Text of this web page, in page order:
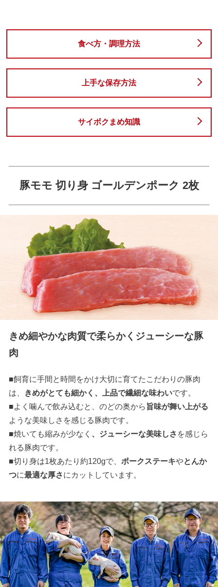
食べ方・調理方法
上手な保存方法
サイボクまめ知識
豚モモ 切り身 ゴールデンポーク 2枚
きめ細やかな肉質で柔らかくジューシーな豚
肉
■飼育に手間と時間をかけ大切に育てたこだわりの豚肉
は、
きめがとても細かく、上品で繊細な味わいです。
■よく噛んで飲み込むと、のどの奥から 旨味が舞い上がる
ような美味しさを感じる豚肉です。
■焼いても縮みが少なく 、ジューシーな美味しさ を感じら
れる豚肉です。
■切り身は1枚あたり約120gで、 ポークステーキやとんか
つに最適な厚さにカットしています。